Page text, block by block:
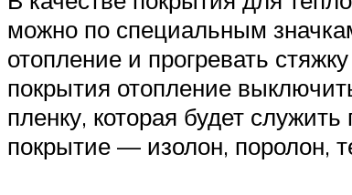
можно по специальным
отопление и прогревать
покрытия отопление
пленку, которая будет
покрытие — изолон, поролон,